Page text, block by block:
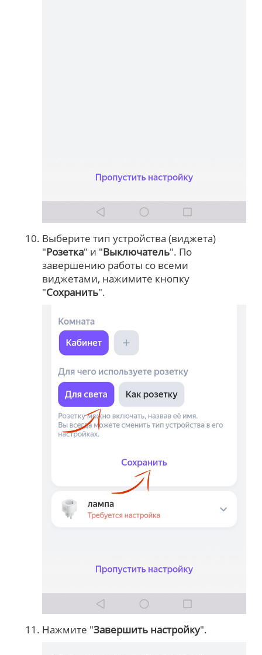
Выберите тип устройства (виджета)
"Розетка" и "Выключатель". По
завершению работы со всеми
виджетами, нажимите кнопку
"Сохранить".
Нажмите "Завершить настройку".